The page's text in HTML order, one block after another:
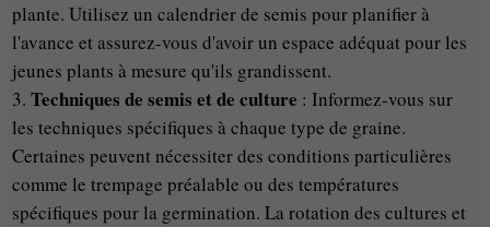
plante. Utilisez un calendrier de semis pour planifier à
l'avance et assurez-vous d'avoir un espace adéquat pour les
jeunes plants à mesure qu'ils grandissent.
Techniques de semis et de culture : Informez-vous sur
les techniques spécifiques à chaque type de graine.
Certaines peuvent nécessiter des conditions particulières
comme le trempage préalable ou des températures
spécifiques pour la germination. La rotation des cultures et